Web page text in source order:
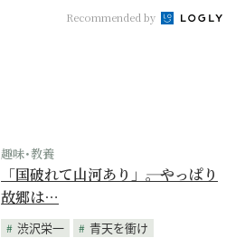
Recommended by
趣味･教養
「国破れて山河あり」――。やっぱり
故郷は…
渋沢栄一
青天を衝け